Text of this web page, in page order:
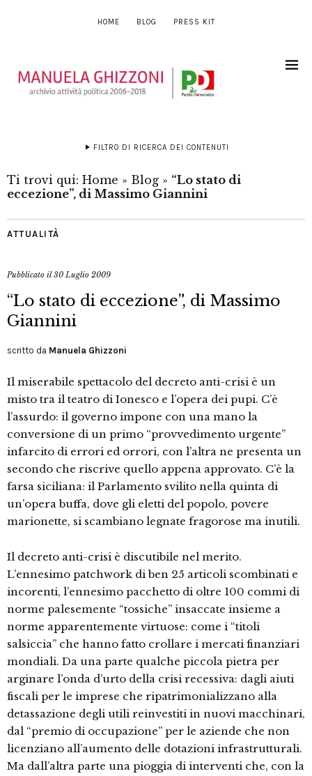
HOME BLOG PRESS KIT
FILTRO DI RICERCA DEI CONTENUTI
Ti trovi qui: Home » Blog » “Lo stato di
eccezione”, di Massimo Giannini
ATTUALITÀ
Pubblicato il30 Luglio 2009
“Lo stato di eccezione”, di Massimo
Giannini
scritto da Manuela Ghizzoni
Il miserabile spettacolo del decreto anti-crisi è un
misto tra il teatro di Ionesco e l’opera dei pupi. C’è
l’assurdo: il governo impone con una mano la
conversione di un primo “provvedimento urgente”
infarcito di errori ed orrori, con l’altra ne presenta un
secondo che riscrive quello appena approvato. C’è la
farsa siciliana: il Parlamento svilito nella quinta di
un’opera buffa, dove gli eletti del popolo, povere
marionette, si scambiano legnate fragorose ma inutili.
Il decreto anti-crisi è discutibile nel merito.
L’ennesimo patchwork di ben 25 articoli scombinati e
incorenti, l’ennesimo pacchetto di oltre 100 commi di
norme palesemente “tossiche” insaccate insieme a
norme apparentemente virtuose: come i “titoli
salsiccia” che hanno fatto crollare i mercati finanziari
mondiali. Da una parte qualche piccola pietra per
arginare l’onda d’urto della crisi recessiva: dagli aiuti
fiscali per le imprese che ripatrimonializzano alla
detassazione degli utili reinvestiti in nuovi macchinari,
dal “premio di occupazione” per le aziende che non
licenziano all’aumento delle dotazioni infrastrutturali.
Ma dall’altra parte una pioggia di interventi che, con la